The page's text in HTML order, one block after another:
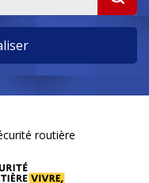
routière